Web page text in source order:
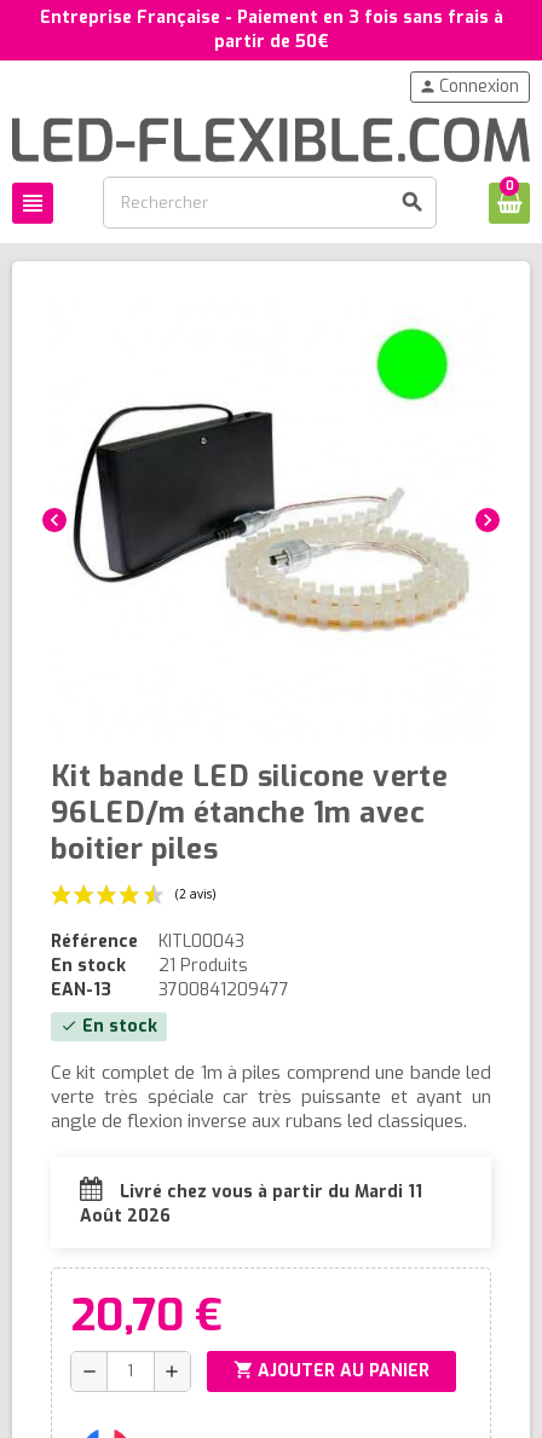
Entreprise Française - Paiement en 3 fois sans frais à
partir de 50€
view_headline search
person Connexion
0
chevron_left chevron_right
Kit bande LED silicone verte
96LED/m étanche 1m avec
boitier piles
Référence
KITL00043
En stock
21 Produits
EAN-13
3700841209477
check En stock
Ce kit complet de 1m à piles comprend une bande led
verte très spéciale car très puissante et ayant un
angle de flexion inverse aux rubans led classiques.
Livré chez vous à partir du Mardi 11
Août 2026
20,70 €
remove add shopping_cart AJOUTER AU PANIER